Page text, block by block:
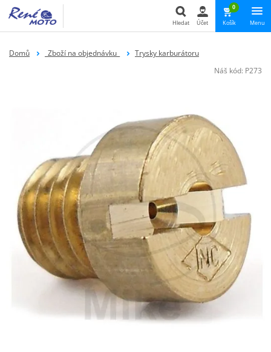
Hledat Účet
0
Košík Menu
Domů _Zboží na objednávku_
Trysky karburátoru
Náš kód: P273